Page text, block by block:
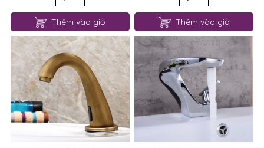
Thêm vào giỏ Thêm vào giỏ